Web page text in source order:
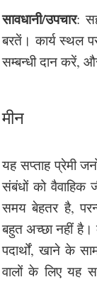
सावधानी/उपचार:
बरतें। कार्य स्थल
सम्बन्धी दान करें,
मीन
यह सप्ताह प्रेमी
संबंधों को वैवाहिक
समय बेहतर है,
बहुत अच्छा नहीं है।
पदार्थों, खाने के
वालों के लिए यह